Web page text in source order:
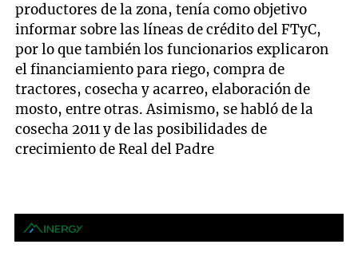
productores de la zona, tenía como objetivo
informar sobre las líneas de crédito del FTyC,
por lo que también los funcionarios explicaron
el financiamiento para riego, compra de
tractores, cosecha y acarreo, elaboración de
mosto, entre otras. Asimismo, se habló de la
cosecha 2011 y de las posibilidades de
crecimiento de Real del Padre